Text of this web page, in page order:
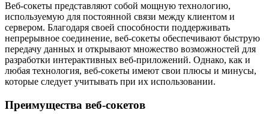
Веб-сокеты представляют собой мощную технологию,
используемую для постоянной связи между клиентом и
сервером. Благодаря своей способности поддерживать
непрерывное соединение, веб-сокеты обеспечивают быструю
передачу данных и открывают множество возможностей для
разработки интерактивных веб-приложений. Однако, как и
любая технология, веб-сокеты имеют свои плюсы и минусы,
которые следует учитывать при их использовании.
Преимущества веб-сокетов